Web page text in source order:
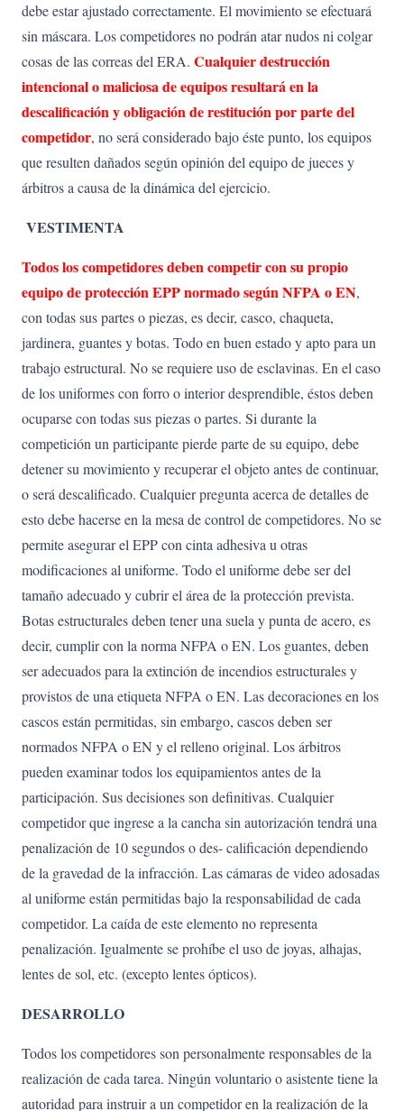
debe estar ajustado correctamente. El movimiento se efectuará
sin máscara. Los competidores no podrán atar nudos ni colgar
cosas de las correas del ERA. Cualquier destrucción
intencional o maliciosa de equipos resultará en la
descalificación y obligación de restitución por parte del
competidor, no será considerado bajo éste punto, los equipos
que resulten dañados según opinión del equipo de jueces y
árbitros a causa de la dinámica del ejercicio.
VESTIMENTA
Todos los competidores deben competir con su propio
equipo de protección EPP normado según NFPA o EN,
con todas sus partes o piezas, es decir, casco, chaqueta,
jardinera, guantes y botas. Todo en buen estado y apto para un
trabajo estructural. No se requiere uso de esclavinas. En el caso
de los uniformes con forro o interior desprendible, éstos deben
ocuparse con todas sus piezas o partes. Si durante la
competición un participante pierde parte de su equipo, debe
detener su movimiento y recuperar el objeto antes de continuar,
o será descalificado. Cualquier pregunta acerca de detalles de
esto debe hacerse en la mesa de control de competidores. No se
permite asegurar el EPP con cinta adhesiva u otras
modificaciones al uniforme. Todo el uniforme debe ser del
tamaño adecuado y cubrir el área de la protección prevista.
Botas estructurales deben tener una suela y punta de acero, es
decir, cumplir con la norma NFPA o EN. Los guantes, deben
ser adecuados para la extinción de incendios estructurales y
provistos de una etiqueta NFPA o EN. Las decoraciones en los
cascos están permitidas, sin embargo, cascos deben ser
normados NFPA o EN y el relleno original. Los árbitros
pueden examinar todos los equipamientos antes de la
participación. Sus decisiones son definitivas. Cualquier
competidor que ingrese a la cancha sin autorización tendrá una
penalización de 10 segundos o des- calificación dependiendo
de la gravedad de la infracción. Las cámaras de video adosadas
al uniforme están permitidas bajo la responsabilidad de cada
competidor. La caída de este elemento no representa
penalización. Igualmente se prohíbe el uso de joyas, alhajas,
lentes de sol, etc. (excepto lentes ópticos).
DESARROLLO
Todos los competidores son personalmente responsables de la
realización de cada tarea. Ningún voluntario o asistente tiene la
autoridad para instruir a un competidor en la realización de la